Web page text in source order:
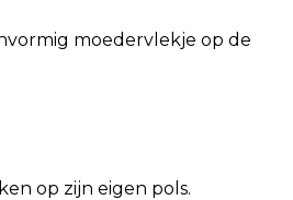
moedervlekje op de
op zijn eigen pols.